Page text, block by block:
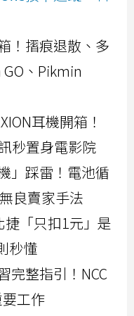
！摺痕退散、多
、Pikmin
耳機開箱！
秒置身電影院
」踩雷！電池循
良賣家手法
捷「只扣1元」是
秒懂
完整指引！NCC
工作